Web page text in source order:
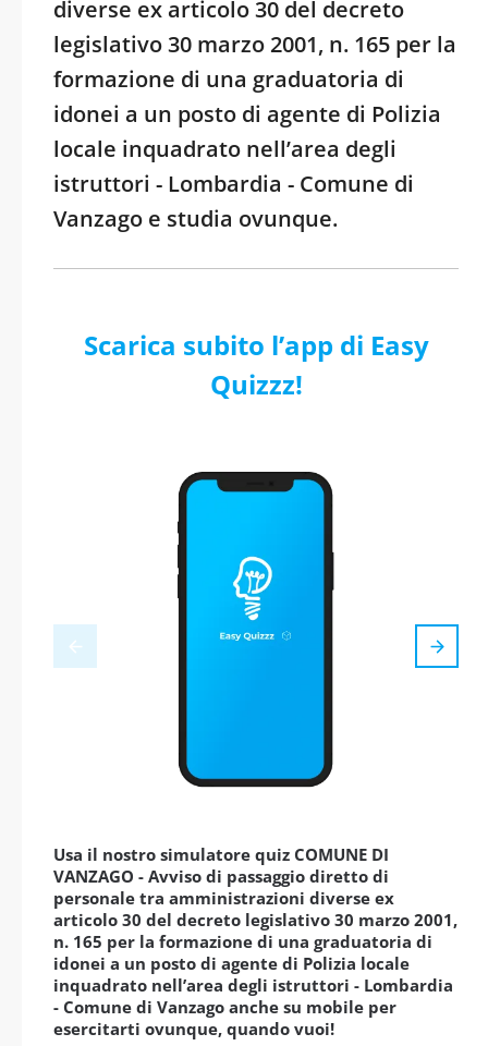
diverse ex articolo 30 del decreto
legislativo 30 marzo 2001, n. 165 per la
formazione di una graduatoria di
idonei a un posto di agente di Polizia
locale inquadrato nell’area degli
istruttori - Lombardia - Comune di
Vanzago e studia ovunque.
Scarica subito l’app di Easy
Quizzz!
Usa il nostro simulatore quiz COMUNE DI
VANZAGO - Avviso di passaggio diretto di
personale tra amministrazioni diverse ex
articolo 30 del decreto legislativo 30 marzo 2001,
n. 165 per la formazione di una graduatoria di
idonei a un posto di agente di Polizia locale
inquadrato nell’area degli istruttori - Lombardia
- Comune di Vanzago anche su mobile per
esercitarti ovunque, quando vuoi!